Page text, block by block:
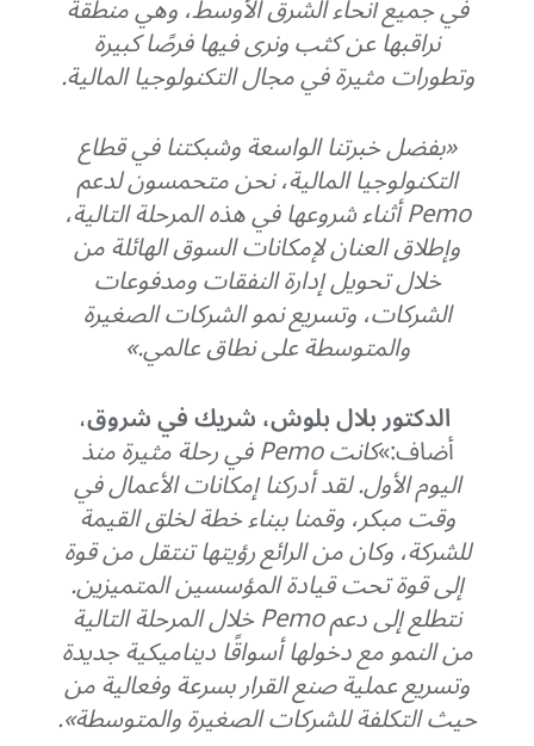
في جميع أنحاء الشرق الأوسط، وهي منطقة
نراقبها عن كثب ونرى فيها فرصًا كبيرة
وتطورات مثيرة في مجال التكنولوجيا المالية.
«بفضل خبرتنا الواسعة وشبكتنا في قطاع
التكنولوجيا المالية، نحن متحمسون لدعم
Pemo أثناء شروعها في هذه المرحلة التالية،
وإطلاق العنان لإمكانات السوق الهائلة من
خلال تحويل إدارة النفقات ومدفوعات
الشركات، وتسريع نمو الشركات الصغيرة
والمتوسطة على نطاق عالمي.»
الدكتور بلال بلوش، شريك في شروق،
أضاف:» كانت Pemo في رحلة مثيرة منذ
اليوم الأول. لقد أدركنا إمكانات الأعمال في
وقت مبكر، وقمنا ببناء خطة لخلق القيمة
للشركة، وكان من الرائع رؤيتها تنتقل من قوة
إلى قوة تحت قيادة المؤسسين المتميزين.
نتطلع إلى دعم Pemo خلال المرحلة التالية
من النمو مع دخولها أسواقًا ديناميكية جديدة
وتسريع عملية صنع القرار بسرعة وفعالية من
حيث التكلفة للشركات الصغيرة والمتوسطة».